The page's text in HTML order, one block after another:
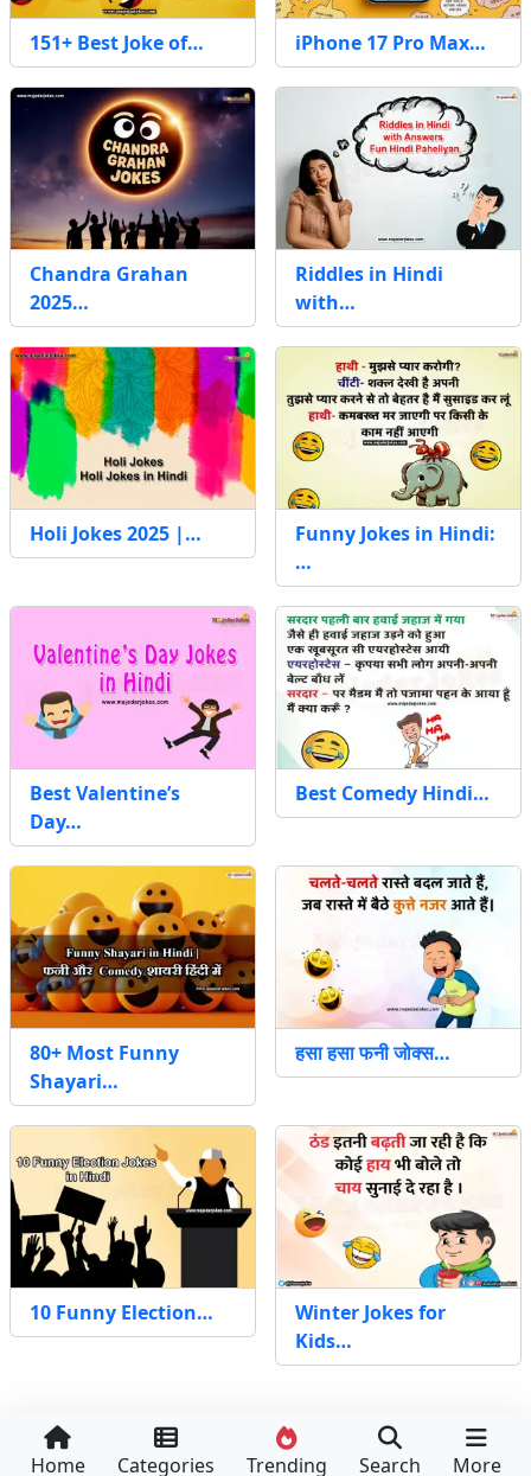
Home Categories Trending Search More
151+ Best Joke of… iPhone 17 Pro Max…
Chandra Grahan
2025…
Riddles in Hindi
with…
Holi Jokes 2025 |…
Funny Jokes in Hindi:
…
Best Valentine’s
Day…
Best Comedy Hindi…
80+ Most Funny
Shayari…
हसा हसा फनी जोक्स…
10 Funny Election…
Winter Jokes for
Kids…